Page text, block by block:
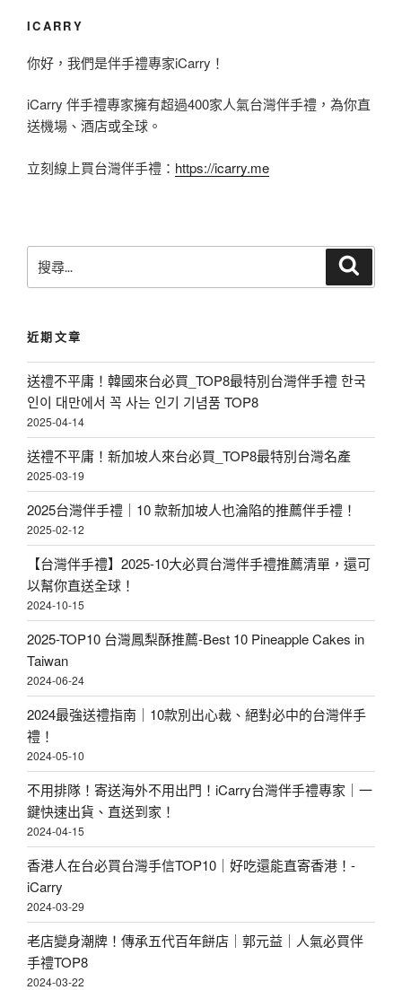
酥
人
品
、
櫻
桃
爺
爺
〉
台
北
節
】
週
O
P
5
〉
頁
ICARRY
你好，我們是伴手禮專家iCarry！
iCarry 伴手禮專家擁有超過400家人氣台灣伴手禮，為你直
送機場、酒店或全球。
立刻線上買台灣伴手禮： https://icarry.me
尋
字
:
近期文章
送禮不平庸！韓國來台必買_TOP8最特別台灣伴手禮 한국
인이 대만에서 꼭 사는 인기 기념품 TOP8
2025-04-14
送禮不平庸！新加坡人來台必買_TOP8最特別台灣名產
2025-03-19
2025台灣伴手禮｜10 款新加坡人也淪陷的推薦伴手禮！
2025-02-12
【台灣伴手禮】2025-10大必買台灣伴手禮推薦清單，還可
以幫你直送全球！
2024-10-15
2025-TOP10 台灣鳳梨酥推薦-Best 10 Pineapple Cakes in
Taiwan
2024-06-24
2024最強送禮指南｜10款別出心裁、絕對必中的台灣伴手
禮！
2024-05-10
不用排隊！寄送海外不用出門！iCarry台灣伴手禮專家｜一
鍵快速出貨、直送到家！
2024-04-15
香港人在台必買台灣手信TOP10｜好吃還能直寄香港！-
iCarry
2024-03-29
老店變身潮牌！傳承五代百年餅店｜郭元益｜人氣必買伴
手禮TOP8
2024-03-22